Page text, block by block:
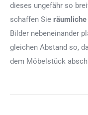
dieses ungefähr so
schaffen Sie
Bilder nebeneinander
gleichen Abstand so,
dem Möbelstück